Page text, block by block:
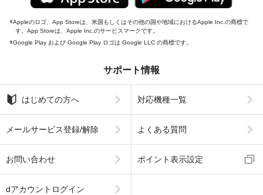
Appleのロゴ、App Storeは、米国もしくはその他の国や地域におけるApple Inc.の商標で
す。App Storeは、Apple Inc.のサービスマークです。
Google Play および Google Play ロゴは Google LLC の商標です。
サポート情報
はじめての方へ 対応機種一覧
メールサービス登録/解除 よくある質問
お問い合わせ ポイント表示設定
dアカウントログイン